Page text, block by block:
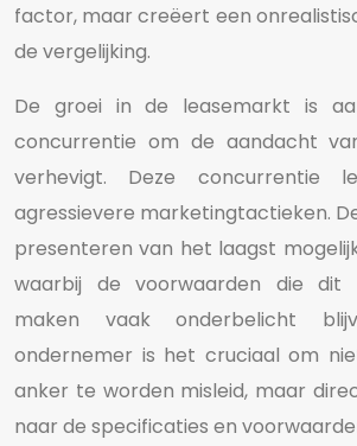
factor, maar creëert een
de vergelijking.
De groei in de leasemarkt is
concurrentie om de aandacht
verhevigt. Deze concurrentie
agressievere marketingtactieken.
presenteren van het laagst
waarbij de voorwaarden die dit
maken vaak onderbelicht
ondernemer is het cruciaal om
anker te worden misleid, maar
naar de specificaties en